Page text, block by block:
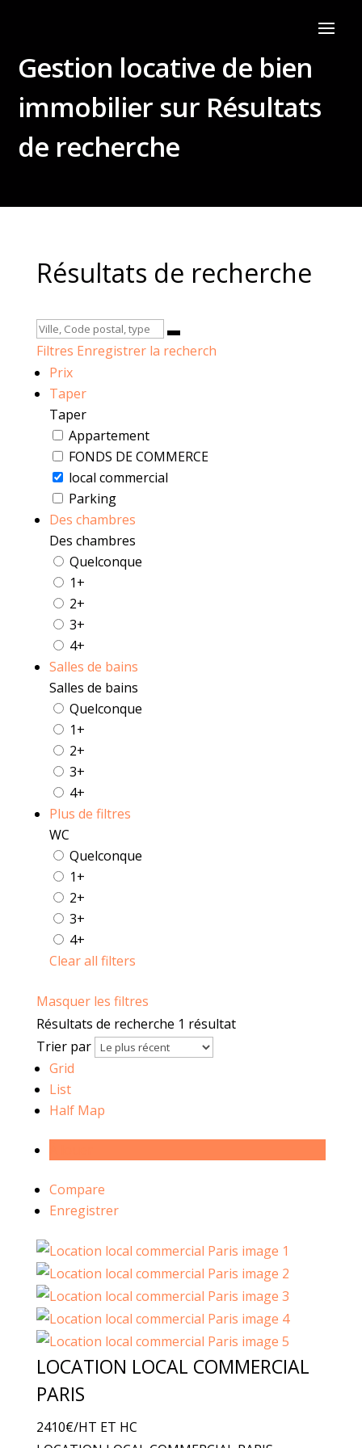
Gestion locative de bien
immobilier sur Résultats
de recherche
Résultats de recherche
Filtres Enregistrer la recherch
Prix
Taper
Taper
Appartement
FONDS DE COMMERCE
local commercial
Parking
Des chambres
Des chambres
Quelconque
1+
2+
3+
4+
Salles de bains
Salles de bains
Quelconque
1+
2+
3+
4+
Plus de filtres
WC
Quelconque
1+
2+
3+
4+
Clear all filters
Masquer les filtres
Résultats de recherche 1 résultat
Trier par
Grid
List
Half Map
Compare
Enregistrer
LOCATION LOCAL COMMERCIAL
PARIS
2410€/HT ET HC